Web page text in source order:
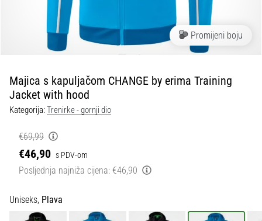
1. 7. 2025
•
1 min. čitanja
Play
for
More
Victories
Pripremi
se
Promijeni boju
Majica s kapuljačom CHANGE by erima Training
Jacket with hood
Kategorija:Trenirke - gornji dio
€69,99
€46,90 s PDV-om
Posljednja najniža cijena: €46,90
Uniseks, Plava